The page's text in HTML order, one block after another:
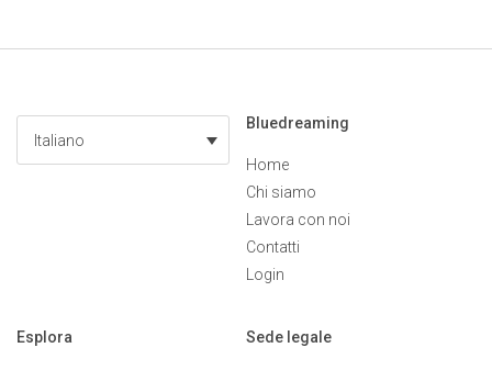
Italiano
Bluedreaming
Home
Chi siamo
Lavora con noi
Contatti
Login
Esplora Sede legale